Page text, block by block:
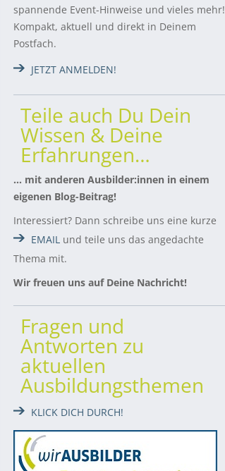
spannende Event-Hinweise und vieles mehr!
Kompakt, aktuell und direkt in Deinem
Postfach.
JETZT ANMELDEN!
Teile auch Du Dein
Wissen & Deine
Erfahrungen…
… mit anderen Ausbilder:innen in einem
eigenen Blog-Beitrag!
Interessiert? Dann schreibe uns eine kurze
EMAIL und teile uns das angedachte
Thema mit.
Wir freuen uns auf Deine Nachricht!
Fragen und
Antworten zu
aktuellen
Ausbildungsthemen
KLICK DICH DURCH!